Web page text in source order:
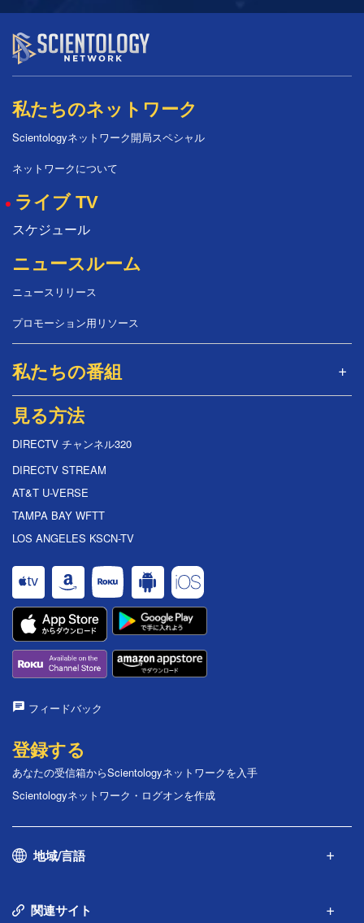
私たちのネットワーク
Scientologyネットワーク開局スペシャル
ネットワークについて
ライブ TV
スケジュール
ニュースルーム
ニュースリリース
プロモーション用リソース
私たちの番組
見る方法
DIRECTV チャンネル320
DIRECTV STREAM
AT&T U-VERSE
TAMPA BAY WFTT
LOS ANGELES KSCN-TV
フィードバック
登録する
あなたの受信箱からScientologyネットワークを入手
Scientologyネットワーク・ログオンを作成
地域/言語
関連サイト